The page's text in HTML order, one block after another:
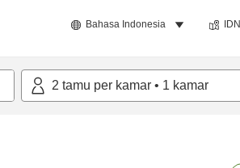
Bahasa Indonesia IDN
2 tamu per kamar • 1 kamar